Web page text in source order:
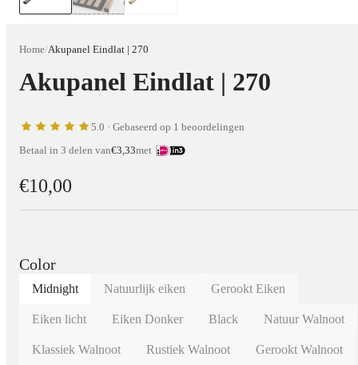
Home/Akupanel Eindlat | 270
Akupanel Eindlat | 270
5.0 · Gebaseerd op 1 beoordelingen
Betaal in 3 delen van€3,33met
€10,00
Color
Midnight Natuurlijk eiken Gerookt Eiken
Eiken licht Eiken Donker Black Natuur Walnoot
Klassiek Walnoot Rustiek Walnoot Gerookt Walnoot